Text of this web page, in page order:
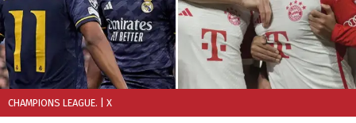
CHAMPIONS LEAGUE. | X